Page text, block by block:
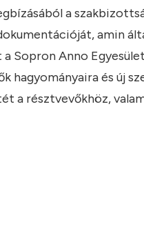
a
amin
Sopron Anno
hagyományaira és új
a résztvevőkhöz,